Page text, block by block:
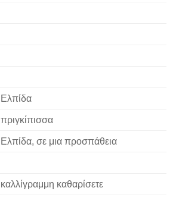
Ελπίδα
πριγκίπισσα
Ελπίδα, σε μια προσπάθεια
καλλίγραμμη καθαρίσετε